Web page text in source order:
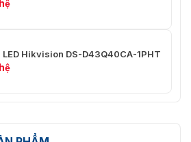
LED Hikvision DS-D43Q40CA-1PHT